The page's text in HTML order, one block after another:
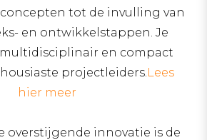
tot de invulling van
en ontwikkelstappen. Je
en compact
projectleiders.Lees
hier meer
overstijgende innovatie is de